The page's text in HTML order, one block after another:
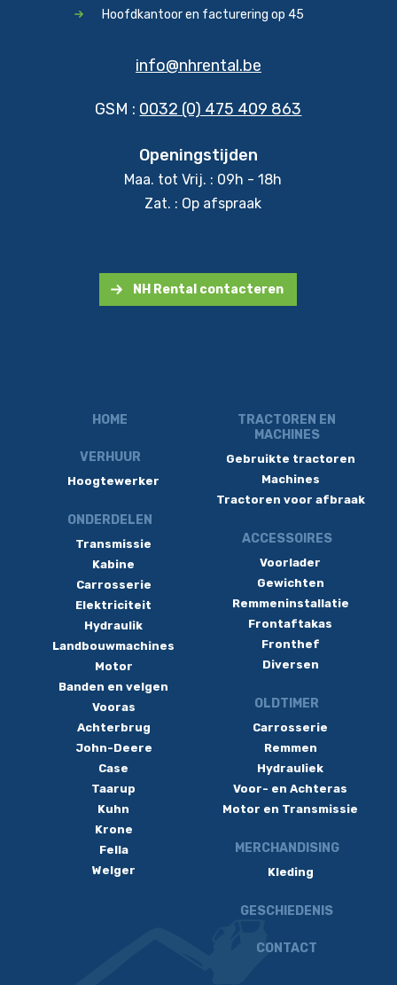
Hoofdkantoor en facturering op 45
info@nhrental.be
GSM : 0032 (0) 475 409 863
Openingstijden
Maa. tot Vrij. : 09h - 18h
Zat. : Op afspraak
NH Rental contacteren
HOME
VERHUUR
Hoogtewerker
ONDERDELEN
Transmissie
Kabine
Carrosserie
Elektriciteit
Hydraulik
Landbouwmachines
Motor
Banden en velgen
Vooras
Achterbrug
John-Deere
Case
Taarup
Kuhn
Krone
Fella
Welger
TRACTOREN EN
MACHINES
Gebruikte tractoren
Machines
Tractoren voor afbraak
ACCESSOIRES
Voorlader
Gewichten
Remmeninstallatie
Frontaftakas
Fronthef
Diversen
OLDTIMER
Carrosserie
Remmen
Hydrauliek
Voor- en Achteras
Motor en Transmissie
MERCHANDISING
Kleding
GESCHIEDENIS
CONTACT